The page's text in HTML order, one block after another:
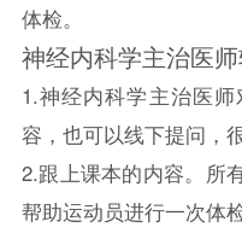
体检。
神经内科学主治医
1.神经内科学主治医
容，也可以线下提问，
2.跟上课本的内容。所
帮助运动员进行一次体